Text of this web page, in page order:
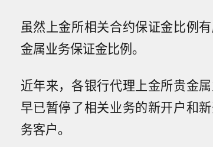
虽然上金所相关合约保证金比例
金属业务保证金比例。
近年来，各银行代理上金所贵金
早已暂停了相关业务的新开户和
务客户。
特朗普：对皮特・赫格塞思